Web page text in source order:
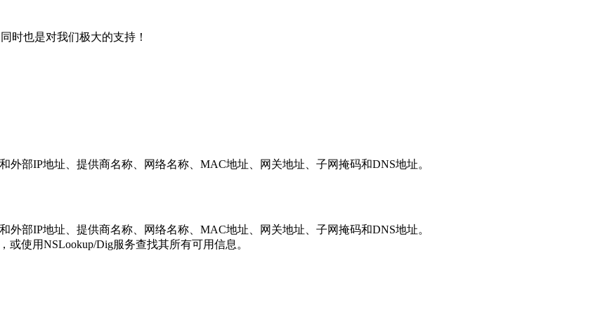
时也是对我们极大的支持！
部IP地址、提供商名称、网络名称、MAC地址、网关地址、子网掩码和DNS地址。
部IP地址、提供商名称、网络名称、MAC地址、网关地址、子网掩码和DNS地址。
使用NSLookup/Dig服务查找其所有可用信息。